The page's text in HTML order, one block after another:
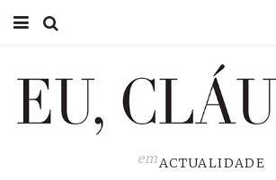
EU CLÁUDIO
emACTUALIDADE